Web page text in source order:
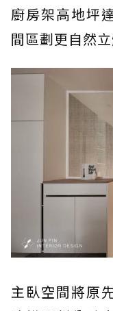
廚房架高地坪
間區劃更自然立
主臥空間將原